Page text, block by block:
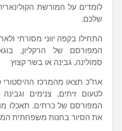
לומדים על המורשת
שלכם.
התחילו בקפה יווני מסורתי
המפורסם של הרקליון,
סמולינה, גבינה או בשר קצוץ
אח”כ תצאו מהמרכז ההיסטורי
לטעום זיתים, צנימים
המפורסם של כרתים. תאכלו
את הסיור בחנות משפחתית